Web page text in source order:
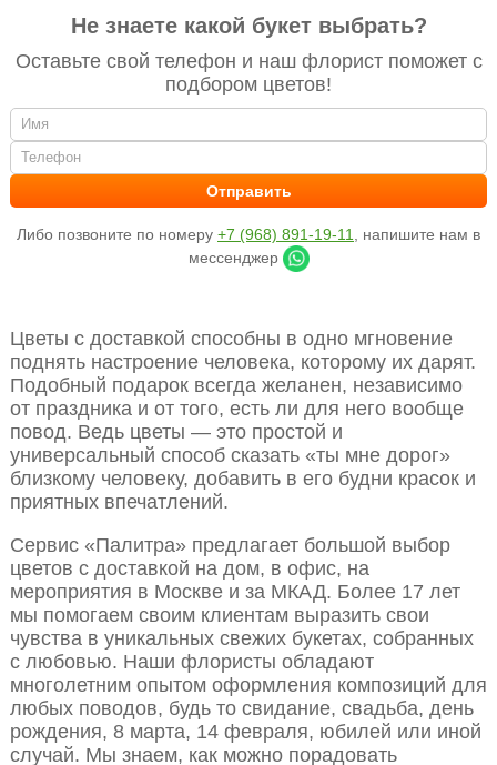
Не знаете какой букет выбрать?
Оставьте свой телефон и наш флорист поможет с
подбором цветов!
Либо позвоните по номеру +7 (968) 891-19-11
, напишите нам в
мессенджер
Цветы с доставкой способны в одно мгновение
поднять настроение человека, которому их дарят.
Подобный подарок всегда желанен, независимо
от праздника и от того, есть ли для него вообще
повод. Ведь цветы — это простой и
универсальный способ сказать «ты мне дорог»
близкому человеку, добавить в его будни красок и
приятных впечатлений.
Сервис «Палитра» предлагает большой выбор
цветов с доставкой на дом, в офис, на
мероприятия в Москве и за МКАД. Более 17 лет
мы помогаем своим клиентам выразить свои
чувства в уникальных свежих букетах, собранных
с любовью. Наши флористы обладают
многолетним опытом оформления композиций для
любых поводов, будь то свидание, свадьба, день
рождения, 8 марта, 14 февраля, юбилей или иной
случай. Мы знаем, как можно порадовать